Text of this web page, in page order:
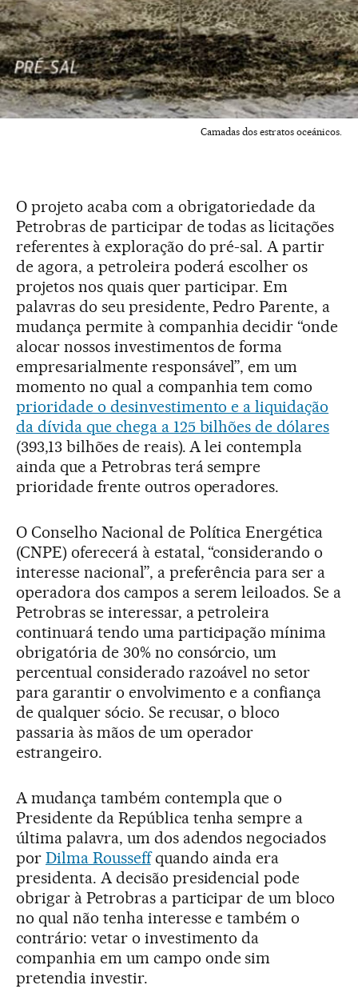
Camadas dos estratos oceánicos.
O projeto acaba com a obrigatoriedade da
Petrobras de participar de todas as licitações
referentes à exploração do pré-sal. A partir
de agora, a petroleira poderá escolher os
projetos nos quais quer participar. Em
palavras do seu presidente, Pedro Parente, a
mudança permite à companhia decidir “onde
alocar nossos investimentos de forma
empresarialmente responsável”, em um
momento no qual a companhia tem como
prioridade o desinvestimento e a liquidação
da dívida que chega a 125 bilhões de dólares
(393,13 bilhões de reais). A lei contempla
ainda que a Petrobras terá sempre
prioridade frente outros operadores.
O Conselho Nacional de Política Energética
(CNPE) oferecerá à estatal, “considerando o
interesse nacional”, a preferência para ser a
operadora dos campos a serem leiloados. Se a
Petrobras se interessar, a petroleira
continuará tendo uma participação mínima
obrigatória de 30% no consórcio, um
percentual considerado razoável no setor
para garantir o envolvimento e a confiança
de qualquer sócio. Se recusar, o bloco
passaria às mãos de um operador
estrangeiro.
A mudança também contempla que o
Presidente da República tenha sempre a
última palavra, um dos adendos negociados
por Dilma Rousseffquando ainda era
presidenta. A decisão presidencial pode
obrigar à Petrobras a participar de um bloco
no qual não tenha interesse e também o
contrário: vetar o investimento da
companhia em um campo onde sim
pretendia investir.